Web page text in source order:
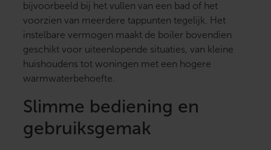
bijvoorbeeld bij het vullen van een bad of het
voorzien van meerdere tappunten tegelijk. Het
instelbare vermogen maakt de boiler bovendien
geschikt voor uiteenlopende situaties, van kleine
huishoudens tot woningen met een hogere
warmwaterbehoefte.
Slimme bediening en
gebruiksgemak